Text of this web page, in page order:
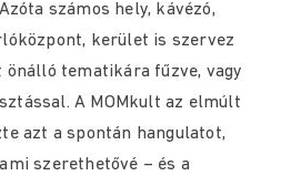
számos hely, kávézó,
kerület is szervez
önálló tematikára fűzve, vagy
A MOMkult az elmúlt
azt a spontán hangulatot,
szerethetővé – és a